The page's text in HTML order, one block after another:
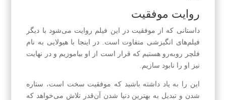
روایت موفقیت
داستانی که از موفقیت در این فیلم روایت می‌شود با دیگر
فیلم‌های انگیزشی متفاوت است. در اینجا با هیولایی به نام
فلچر روبه‌رو هستیم که قرار است از او بیاموزیم و در نهایت
نیز او را نابود سازیم.
این را به یاد داشته باشید که موفقیت سخت است، ستاره
شدن و تبدیل به بهترین دنیا شدن آن‌قدر تلاش می‌خواهد که